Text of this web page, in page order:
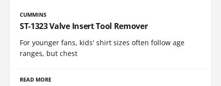
CUMMINS
ST-1323 Valve Insert Tool Remover
For younger fans, kids' shirt sizes often follow age
ranges, but chest
READ MORE